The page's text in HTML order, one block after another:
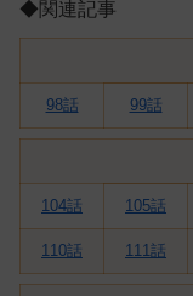
◆関連記事
98話 99話
104話 105話
110話 111話